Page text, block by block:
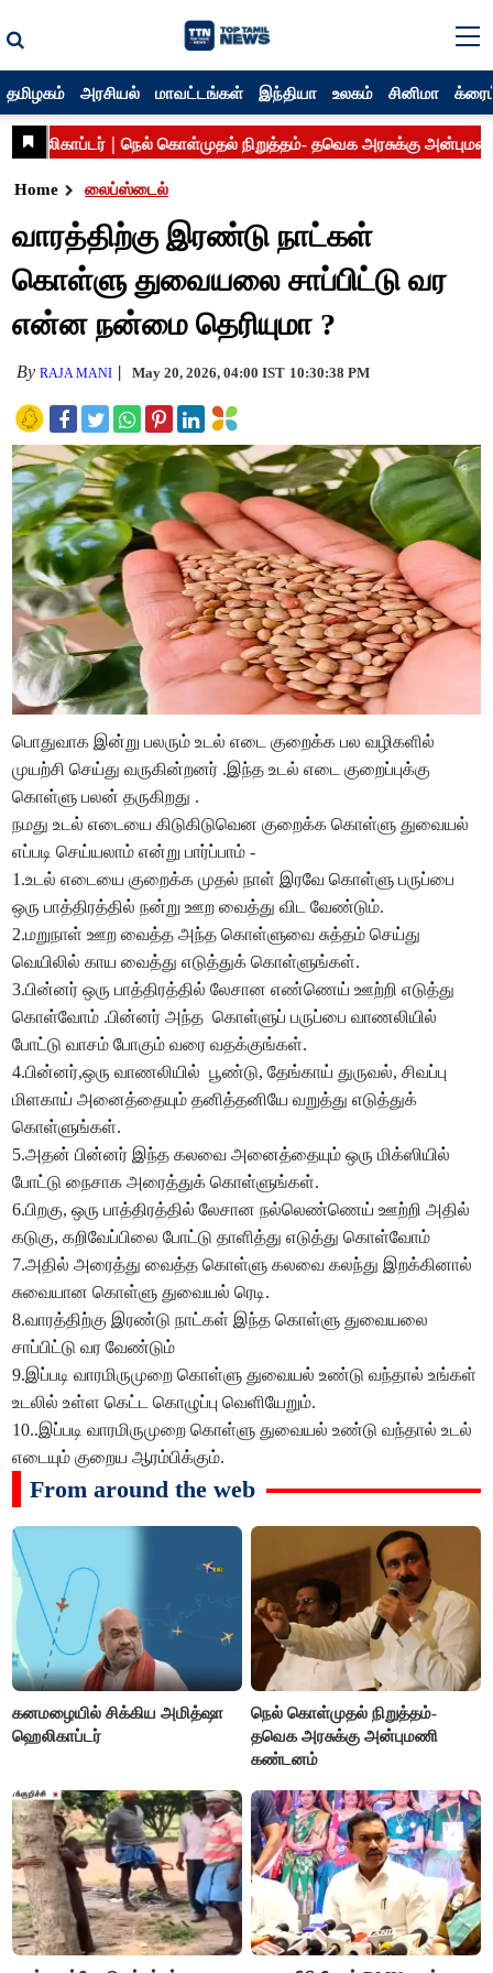
தமிழகம் அரசியல் மாவட்டங்கள் இந்தியா உலகம் சினிமா
Home லைப்ஸ்டைல்
வாரத்திற்கு இரண்டு நாட்கள்
கொள்ளு துவையலை சாப்பிட்டு வர
என்ன நன்மை தெரியுமா ?
ByRAJA MANI May 20, 2026, 04:00 IST 10:30:38 PM
பொதுவாக இன்று பலரும் உடல் எடை குறைக்க பல வழிகளில்
முயற்சி செய்து வருகின்றனர் .இந்த உடல் எடை குறைப்புக்கு
கொள்ளு பலன் தருகிறது .
நமது உடல் எடையை கிடுகிடுவென குறைக்க கொள்ளு துவையல்
எப்படி செய்யலாம் என்று பார்ப்பாம் -
1.உடல் எடையை குறைக்க முதல் நாள் இரவே கொள்ளு பருப்பை
ஒரு பாத்திரத்தில் நன்று ஊற வைத்து விட வேண்டும்.
2.மறுநாள் ஊற வைத்த அந்த கொள்ளுவை சுத்தம் செய்து
வெயிலில் காய வைத்து எடுத்துக் கொள்ளுங்கள்.
3.பின்னர் ஒரு பாத்திரத்தில் லேசான எண்ணெய் ஊற்றி எடுத்து
கொள்வோம் .பின்னர் அந்த கொள்ளுப் பருப்பை வாணலியில்
போட்டு வாசம் போகும் வரை வதக்குங்கள்.
4.பின்னர்,ஒரு வாணலியில் பூண்டு, தேங்காய் துருவல், சிவப்பு
மிளகாய் அனைத்தையும் தனித்தனியே வறுத்து எடுத்துக்
கொள்ளுங்கள்.
5.அதன் பின்னர் இந்த கலவை அனைத்தையும் ஒரு மிக்ஸியில்
போட்டு நைசாக அரைத்துக் கொள்ளுங்கள்.
6.பிறகு, ஒரு பாத்திரத்தில் லேசான நல்லெண்ணெய் ஊற்றி அதில்
கடுகு, கறிவேப்பிலை போட்டு தாளித்து எடுத்து கொள்வோம்
7.அதில் அரைத்து வைத்த கொள்ளு கலவை கலந்து இறக்கினால்
சுவையான கொள்ளு துவையல் ரெடி.
8.வாரத்திற்கு இரண்டு நாட்கள் இந்த கொள்ளு துவையலை
சாப்பிட்டு வர வேண்டும்
9.இப்படி வாரமிருமுறை கொள்ளு துவையல் உண்டு வந்தால் உங்கள்
உடலில் உள்ள கெட்ட கொழுப்பு வெளியேறும்.
10..இப்படி வாரமிருமுறை கொள்ளு துவையல் உண்டு வந்தால் உடல்
எடையும் குறைய ஆரம்பிக்கும்.
From around the web
கனமழையில் சிக்கிய அமித்ஷா
ஹெலிகாப்டர்
நெல் கொள்முதல் நிறுத்தம்-
தவெக அரசுக்கு அன்புமணி
கண்டனம்